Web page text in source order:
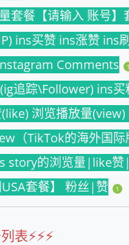
套餐【请输入 账号
ins买赞 ins涨赞 ins
Comments 1
追踪\Follower) ins买
浏览播放量
（TikTok的海外国际
story的浏览量|like
套餐】 粉丝|赞 1
表⚡️⚡️⚡️